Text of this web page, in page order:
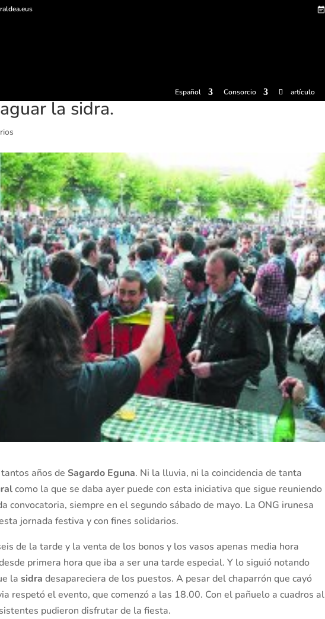
Español Consorcio artículo
la sidra.
tantos años de Sagardo Eguna. Ni la lluvia, ni la coincidencia de tanta
como la que se daba ayer puede con esta iniciativa que sigue reuniendo
convocatoria, siempre en el segundo sábado de mayo. La ONG irunesa
jornada festiva y con fines solidarios.
de la tarde y la venta de los bonos y los vasos apenas media hora
primera hora que iba a ser una tarde especial. Y lo siguió notando
lasidradesapareciera de los puestos. A pesar del chaparrón que cayó
respetó el evento, que comenzó a las 18.00. Con el pañuelo a cuadros al
pudieron disfrutar de la fiesta.